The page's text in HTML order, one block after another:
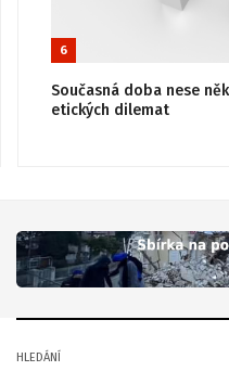
6
Současná doba nese
etických dilemat
HLEDÁNÍ